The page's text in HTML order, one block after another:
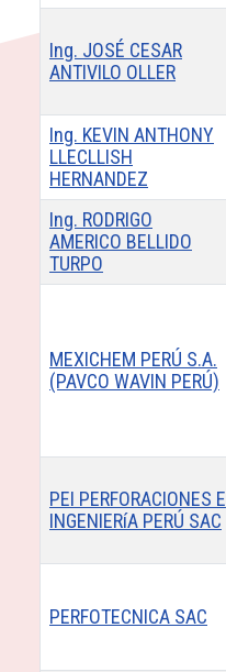
Ing. JOSÉ CESAR
ANTIVILO OLLER
Ing. KEVIN ANTHONY
LLECLLISH
HERNANDEZ
Ing. RODRIGO
AMERICO BELLIDO
TURPO
MEXICHEM PERÚ S.A.
(PAVCO WAVIN PERÚ)
PEI PERFORACIONES E
INGENIERíA PERÚ SAC
PERFOTECNICA SAC